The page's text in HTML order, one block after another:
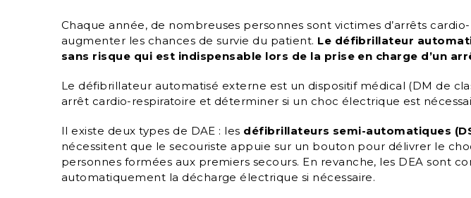
Chaque année, de nombreuses personnes sont victimes d’arrêts
augmenter les chances de survie du patient. Le défibrillateur
sans risque qui est indispensable lors de la prise en charge d’un
Le défibrillateur automatisé externe est un dispositif médical (DM de
arrêt cardio-respiratoire et déterminer si un choc électrique est
Il existe deux types de DAE : les défibrillateurs semi-automatiques
nécessitent que le secouriste appuie sur un bouton pour délivrer le
personnes formées aux premiers secours. En revanche, les DEA sont
automatiquement la décharge électrique si nécessaire.